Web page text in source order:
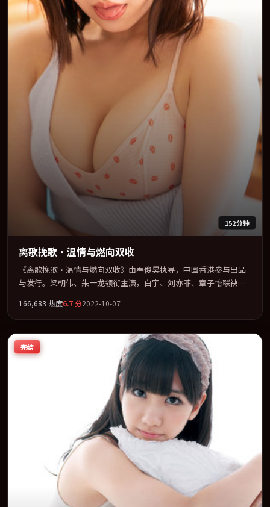
152分钟
离歌挽歌·温情与燃向双收
《离歌挽歌·温情与燃向双收》由奉俊昊执导，中国香港参与出品
与发行。梁朝伟、朱一龙领衔主演，白宇、刘亦菲、章子怡联袂出
悚」类型为骨架，在叙事、表演与视听上力求统一。定于 2022-12-
12 在内地院线及主流平台同步亮相，2022 年度话题片中口碑稳健，
适合喜欢强情节与人物弧光的观众完整观看。
166,683 热度6.7分2022-10-07
完结